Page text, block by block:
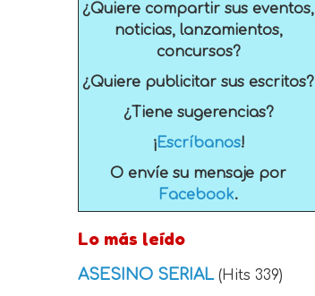
¿Quiere compartir sus eventos,
noticias, lanzamientos,
concursos?
¿Quiere publicitar sus escritos?
¿Tiene sugerencias?
¡Escríbanos!
O envíe su mensaje por
Facebook.
Lo más leído
ASESINO SERIAL (Hits 339)